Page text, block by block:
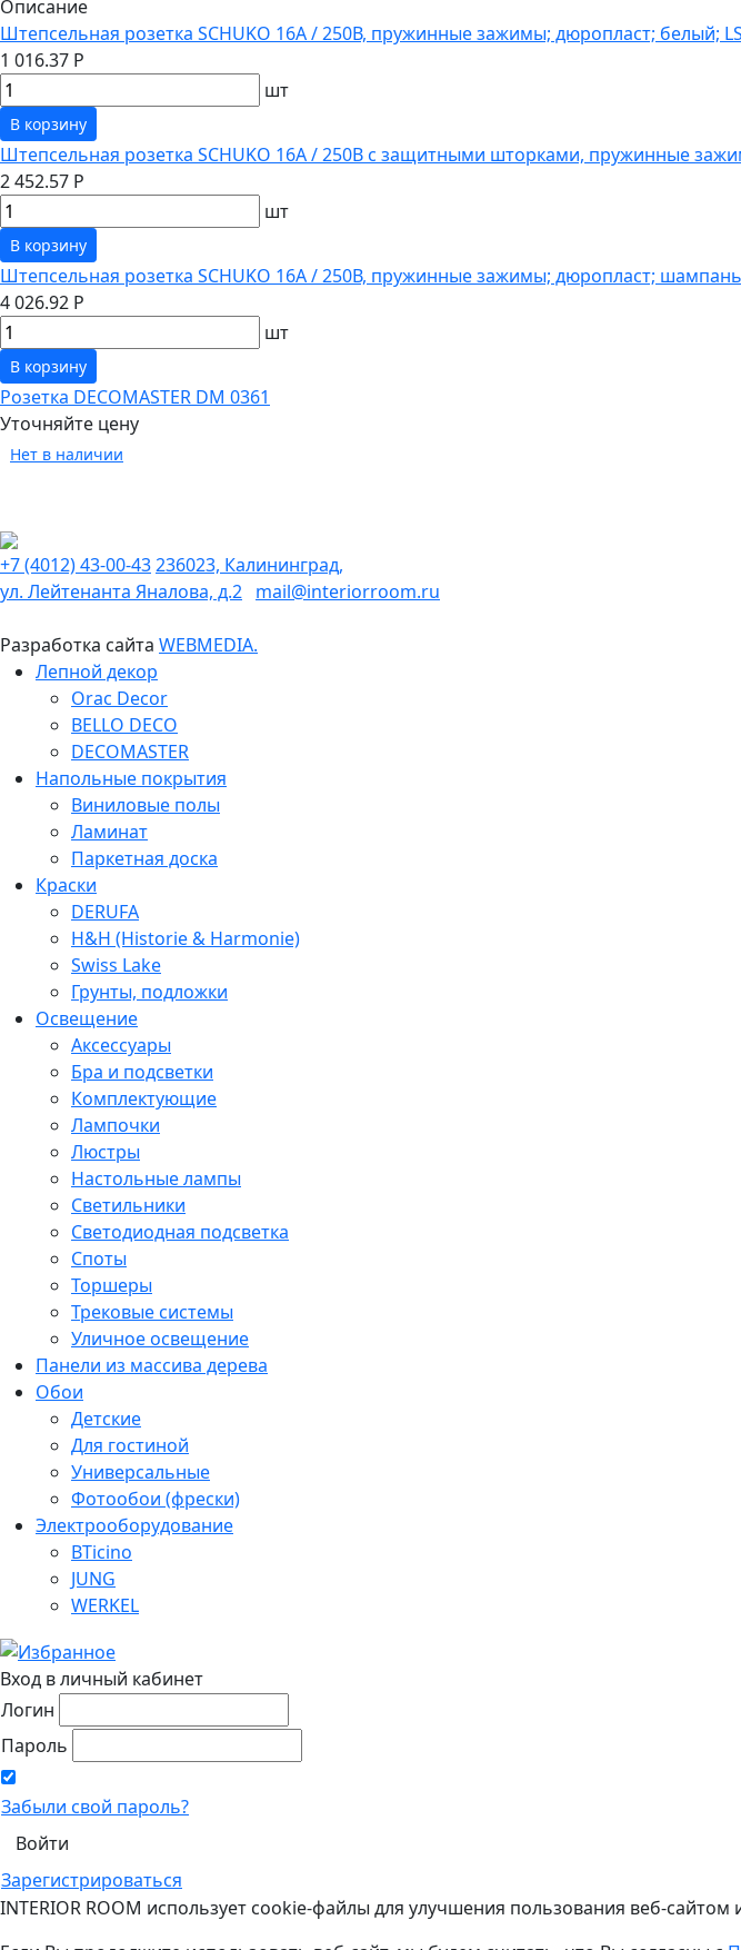
Описание
Штепсельная розетка SCHUKO 16А / 250В, пружинные зажимы; дюропласт; белый;
1 016.37 Р
шт
В корзину
Штепсельная розетка SCHUKO 16А / 250В с защитными шторками, пружинные
2 452.57 Р
шт
В корзину
Штепсельная розетка SCHUKO 16А / 250В, пружинные зажимы; дюропласт;
4 026.92 Р
шт
В корзину
Розетка DECOMASTER DM 0361
Уточняйте цену
Нет в наличии
+7 (4012) 43-00-43236023, Калининград,
ул. Лейтенанта Яналова, д.2 mail@interiorroom.ru
Разработка сайта WEBMEDIA.
Лепной декор
Orac Decor
BELLO DECO
DECOMASTER
Напольные покрытия
Виниловые полы
Ламинат
Паркетная доска
Краски
DERUFA
H&H (Historie & Harmonie)
Swiss Lake
Грунты, подложки
Освещение
Аксессуары
Бра и подсветки
Комплектующие
Лампочки
Люстры
Настольные лампы
Светильники
Светодиодная подсветка
Споты
Торшеры
Трековые системы
Уличное освещение
Панели из массива дерева
Обои
Детские
Для гостиной
Универсальные
Фотообои (фрески)
Электрооборудование
BTicino
JUNG
WERKEL
Вход в личный кабинет
Логин
Пароль
Забыли свой пароль?
Зарегистрироваться
INTERIOR ROOM использует cookie-файлы для улучшения пользования веб-